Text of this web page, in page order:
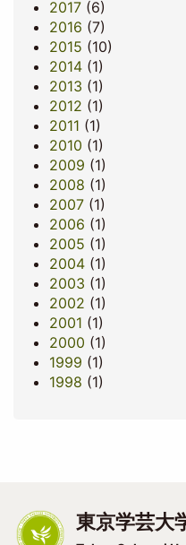
2017(6)
2016 (7)
2015 (10)
2014(1)
2013 (1)
2012 (1)
2011 (1)
2010 (1)
2009 (1)
2008 (1)
2007(1)
2006 (1)
2005 (1)
2004(1)
2003 (1)
2002 (1)
2001 (1)
2000 (1)
1999 (1)
1998 (1)
東京学芸大